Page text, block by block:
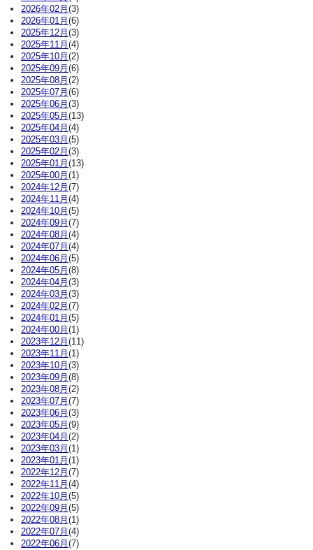
2026年02月(3)
2026年01月(6)
2025年12月(3)
2025年11月(4)
2025年10月(2)
2025年09月(6)
2025年08月(2)
2025年07月(6)
2025年06月(3)
2025年05月(13)
2025年04月(4)
2025年03月(5)
2025年02月(3)
2025年01月(13)
2025年00月(1)
2024年12月(7)
2024年11月(4)
2024年10月(5)
2024年09月(7)
2024年08月(4)
2024年07月(4)
2024年06月(5)
2024年05月(8)
2024年04月(3)
2024年03月(3)
2024年02月(7)
2024年01月(5)
2024年00月(1)
2023年12月(11)
2023年11月(1)
2023年10月(3)
2023年09月(8)
2023年08月(2)
2023年07月(7)
2023年06月(3)
2023年05月(9)
2023年04月(2)
2023年03月(1)
2023年01月(1)
2022年12月(7)
2022年11月(4)
2022年10月(5)
2022年09月(5)
2022年08月(1)
2022年07月(4)
2022年06月(7)